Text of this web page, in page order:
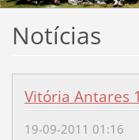
Notícias
Vitória Antares
19-09-2011 01:16